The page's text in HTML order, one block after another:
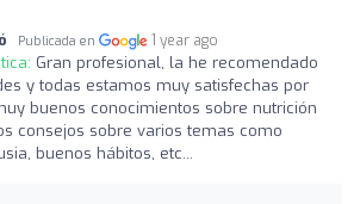
Publicada en 1 year ago
Gran profesional, la he recomendado
y todas estamos muy satisfechas por
buenos conocimientos sobre nutrición
consejos sobre varios temas como
buenos hábitos, etc...